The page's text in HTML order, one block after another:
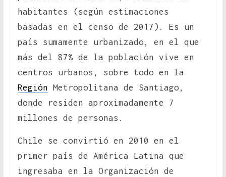
habitantes (según estimaciones
basadas en el censo de 2017). Es un
país sumamente urbanizado, en el que
más del 87% de la población vive en
centros urbanos, sobre todo en la
Región Metropolitana de Santiago,
donde residen aproximadamente 7
millones de personas.
Chile se convirtió en 2010 en el
primer país de América Latina que
ingresaba en la Organización de